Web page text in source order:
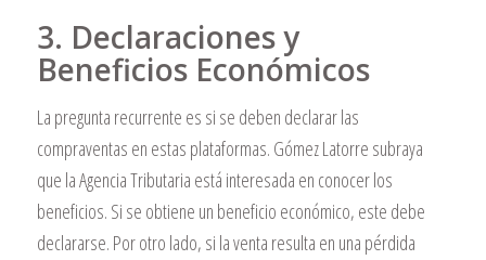
3. Declaraciones y
Beneficios Económicos
La pregunta recurrente es si se deben declarar las
compraventas en estas plataformas. Gómez Latorre subraya
que la Agencia Tributaria está interesada en conocer los
beneficios. Si se obtiene un beneficio económico, este debe
declararse. Por otro lado, si la venta resulta en una pérdida